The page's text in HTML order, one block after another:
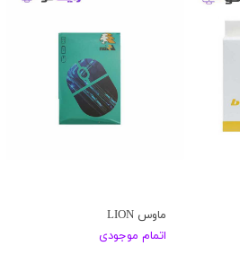
ماوس LION
اتمام موجودی